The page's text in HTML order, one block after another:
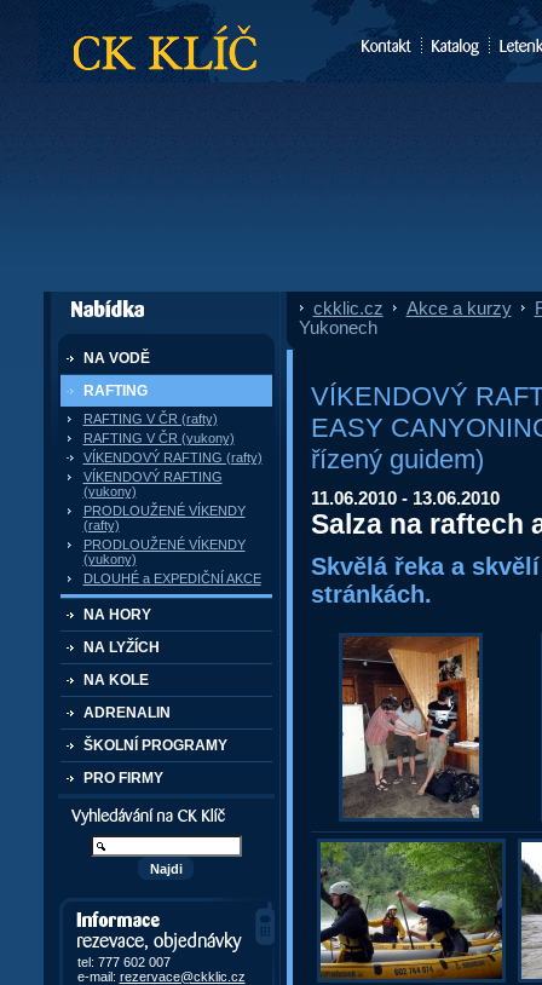
CK Klíč
dále nabízí
NA VODĚ
RAFTING
RAFTING V ČR (rafty)
RAFTING V ČR (yukony)
VÍKENDOVÝ RAFTING (rafty)
VÍKENDOVÝ RAFTING
(yukony)
PRODLOUŽENÉ VÍKENDY
(rafty)
PRODLOUŽENÉ VÍKENDY
(yukony)
DLOUHÉ a EXPEDIČNÍ AKCE
NA HORY
NA LYŽÍCH
NA KOLE
ADRENALIN
ŠKOLNÍ PROGRAMY
PRO FIRMY
Vyhledávání kurzů a akcí
Informace, rezervace,
objedávky
tel: 777 602 007
e-mail: rezervace@ckklic.cz
ckklic.cz Akce a kurzy»
Yukonech
VÍKENDOVÝ
EASY
řízený guidem)
11.06.2010 - 13.06.2010
Salza na raftech
Skvělá řeka a
stránkách.